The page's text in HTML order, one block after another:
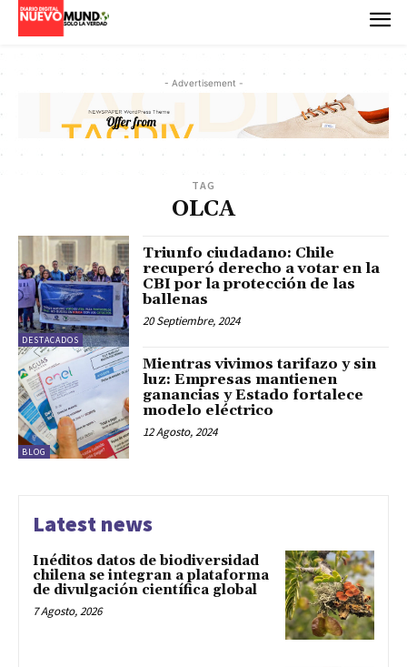
- Advertisement -
TAG
OLCA
DESTACADOS
Triunfo ciudadano: Chile
recuperó derecho a votar en la
CBI por la protección de las
ballenas
20 Septiembre, 2024
BLOG
Mientras vivimos tarifazo y sin
luz: Empresas mantienen
ganancias y Estado fortalece
modelo eléctrico
12 Agosto, 2024
Latest news
Inéditos datos de biodiversidad
chilena se integran a plataforma
de divulgación científica global
7 Agosto, 2026